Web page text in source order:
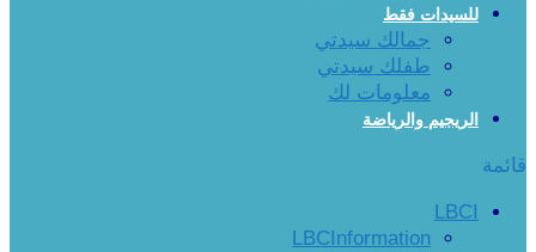
للسيدات فقط
جمالك سيدتي
طفلك سيدتي
معلومات لك
الريجيم والرياضة
قائمة
LBCI
LBCInformation